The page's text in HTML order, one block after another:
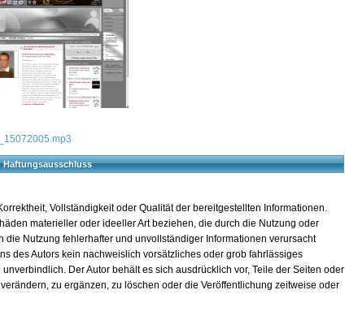
Haftungsausschluss
Vollständigkeit oder Qualität der bereitgestellten Informationen.
materieller oder ideeller Art beziehen, die durch die Nutzung oder
die Nutzung fehlerhafter und unvollständiger Informationen verursacht
des Autors kein nachweislich vorsätzliches oder grob fahrlässiges
Der Autor behält es sich ausdrücklich vor, Teile der Seiten oder
zu ergänzen, zu löschen oder die Veröffentlichung zeitweise oder